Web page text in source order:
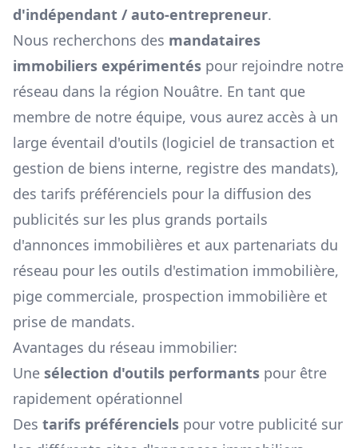
d'indépendant / auto-entrepreneur.
Nous recherchons des mandataires
immobiliers expérimentés pour rejoindre notre
réseau dans la région Nouâtre. En tant que
membre de notre équipe, vous aurez accès à un
large éventail d'outils (logiciel de transaction et
gestion de biens interne, registre des mandats),
des tarifs préférenciels pour la diffusion des
publicités sur les plus grands portails
d'annonces immobilières et aux partenariats du
réseau pour les outils d'estimation immobilière,
pige commerciale, prospection immobilière et
prise de mandats.
Avantages du réseau immobilier:
Une sélection d'outils performants pour être
rapidement opérationnel
Des tarifs préférenciels pour votre publicité sur